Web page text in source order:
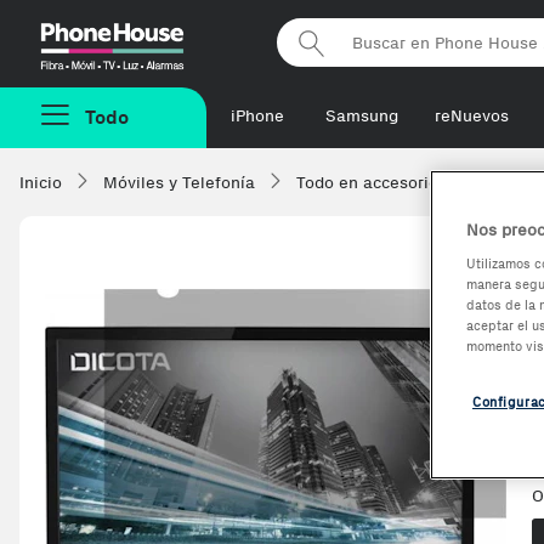
Phonehouse
Todo iPhone Samsung reNuevos
Inicio Móviles y Telefonía Todo en accesorios
-88,41€
Nos
Utilizamos
manera
datos de la
aceptar el
momento